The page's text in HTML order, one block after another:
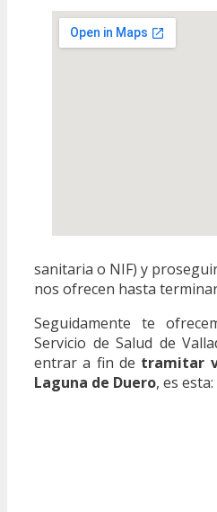
sanitaria o NIF) y
nos ofrecen hasta
Seguidamente te
Servicio de Salud de
entrar a fin de tramitar
Laguna de Duero, es esta: